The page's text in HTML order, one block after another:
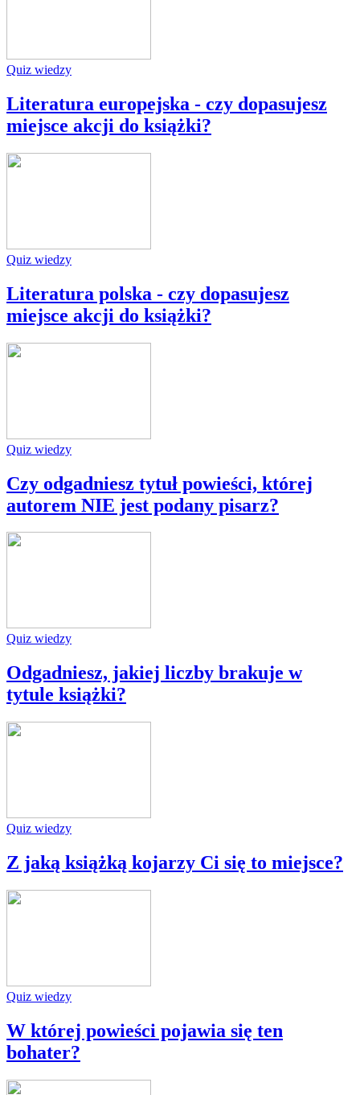
Quiz wiedzy
Literatura europejska - czy dopasujesz
miejsce akcji do książki?
Quiz wiedzy
Literatura polska - czy dopasujesz
miejsce akcji do książki?
Quiz wiedzy
Czy odgadniesz tytuł powieści, której
autorem NIE jest podany pisarz?
Quiz wiedzy
Odgadniesz, jakiej liczby brakuje w
tytule książki?
Quiz wiedzy
Z jaką książką kojarzy Ci się to miejsce?
Quiz wiedzy
W której powieści pojawia się ten
bohater?